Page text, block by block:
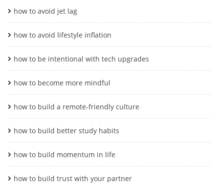
how to avoid jet lag
how to avoid lifestyle inflation
how to be intentional with tech upgrades
how to become more mindful
how to build a remote-friendly culture
how to build better study habits
how to build momentum in life
how to build trust with your partner